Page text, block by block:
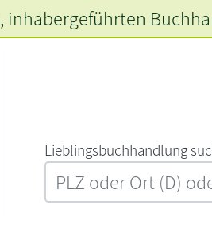
L‍i‍e‍b‍l‍i‍n‍g‍s‍b‍u‍c‍h‍h‍a‍n‍d‍l‍u‍n‍g‍
, inhabergeführten